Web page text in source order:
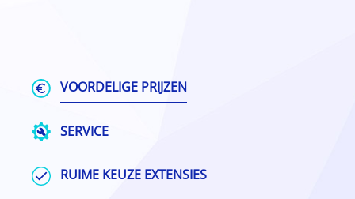
VOORDELIGE PRIJZEN
SERVICE
RUIME KEUZE EXTENSIES